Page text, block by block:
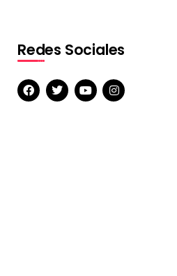
Redes Sociales